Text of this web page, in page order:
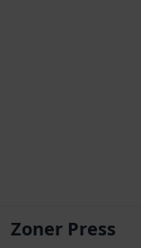
Zoner Press